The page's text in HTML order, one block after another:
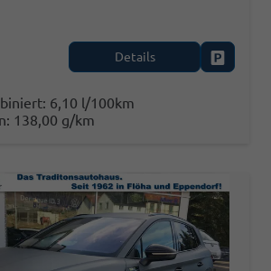
Details
6,10 l/100km
138,00 g/km